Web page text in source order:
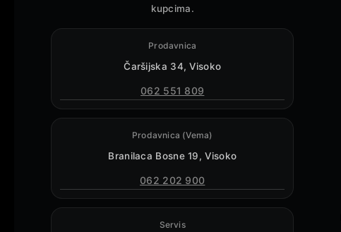
kupcima.
Prodavnica
Čaršijska 34, Visoko
062 551 809
Prodavnica (Vema)
Branilaca Bosne 19, Visoko
062 202 900
Servis